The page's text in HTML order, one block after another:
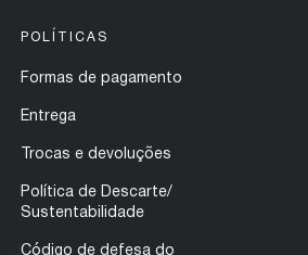
POLÍTICAS
Formas de pagamento
Entrega
Trocas e devoluções
Política de Descarte/
Sustentabilidade
Código de defesa do